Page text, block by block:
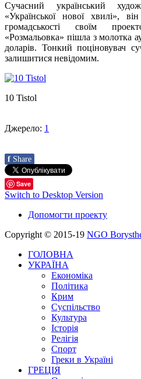
Сучасний український
«Української нової хвилі»,
громадськості своїм
«Розмальовка» пішла з молотка
доларів. Тонкий поціновувач
залишитися невідомим.
10 Tistol
Джерело: 1
f Share
Save
Switch to Desktop Version
Допомогти проекту
Copyright © 2015-19 NGO
ГОЛОВНА
УКРАЇНА
Економіка
Політика
Крим
Суспільство
Культура
Історія
Релігія
Спорт
Греки в Україні
ГРЕЦІЯ